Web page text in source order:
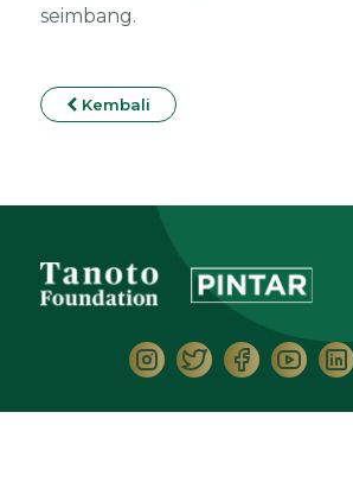
seimbang.
Kembali